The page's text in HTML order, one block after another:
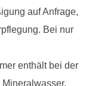
auf Anfrage,
Bei nur
enthält bei der